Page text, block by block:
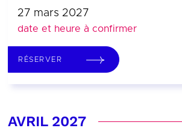
27 mars 2027
date et heure à confirmer
RÉSERVER
AVRIL 2027